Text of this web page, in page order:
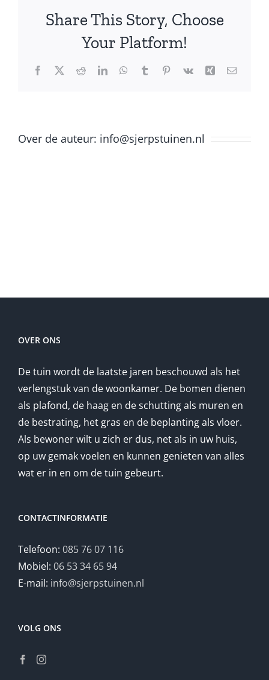
het
Share This Story, Choose
Your Platform!
Facebook
X RedditLinkedInWhatsApp
TumblrPinterest
Vk Xing E-
Over de auteur: info@sjerpstuinen.nl
OVER ONS
De tuin wordt de laatste jaren beschouwd als het
verlengstuk van de woonkamer. De bomen dienen
als plafond, de haag en de schutting als muren en
de bestrating, het gras en de beplanting als vloer.
Als bewoner wilt u zich er dus, net als in uw huis,
op uw gemak voelen en kunnen genieten van alles
wat er in en om de tuin gebeurt.
CONTACTINFORMATIE
Telefoon: 085 76 07 116
Mobiel: 06 53 34 65 94
E-mail: info@sjerpstuinen.nl
VOLG ONS